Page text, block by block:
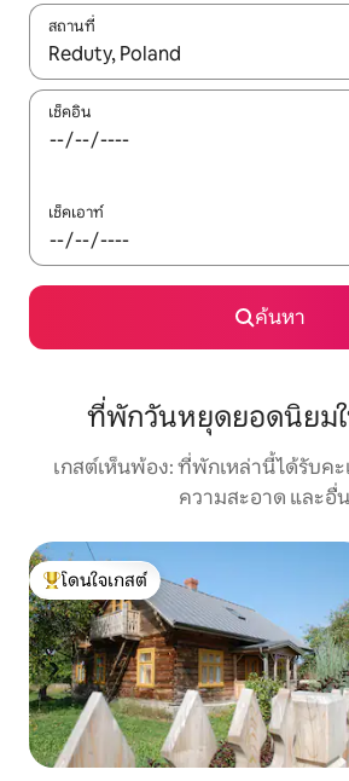
สถานที่
ใช้ลูกศรขึ้นลง หรือใช้การสัมผัสหรือปัด เ
เช็คอิน
เช็คเอาท์
ค้นหา
ที่พักวันหยุดยอดนิยม
เกสต์เห็นพ้อง: ที่พักเหล่านี้ได้รับค
ความสะอาด และอื่
โดนใจเกสต์ที่สุด
โดนใจเกสต์